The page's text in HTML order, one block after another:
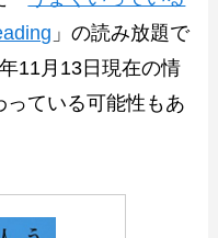
」の読み放題で
11月13日現在の情
ている可能性もあ